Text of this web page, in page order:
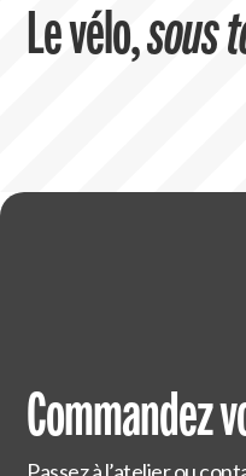
Le vélo,sous
Commandez